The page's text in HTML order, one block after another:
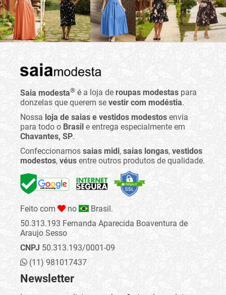
Saia modesta® é a loja de roupas modestas para
donzelas que querem se vestir com modéstia.
Nossa loja de saias e vestidos modestos envia
para todo o Brasil e entrega especialmente em
Chavantes, SP.
Confeccionamos saias midi, saias longas, vestidos
modestos, véus entre outros produtos de qualidade.
Feito com no
Brasil.
50.313.193 Fernanda Aparecida Boaventura de
Araujo Sesso
CNPJ 50.313.193/0001-09
(11) 981017437
Newsletter